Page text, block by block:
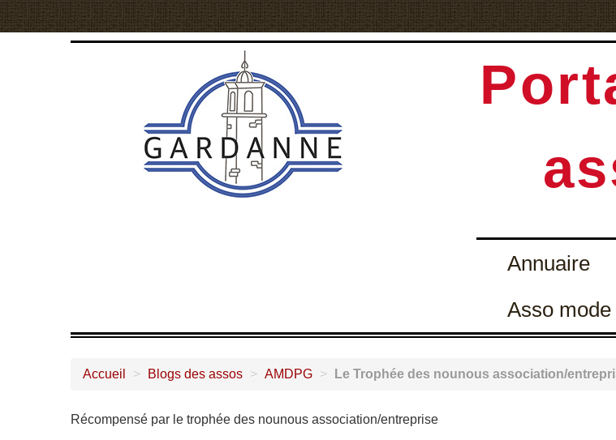
Annuaire
Asso mode
Accueil > Blogs des assos > AMDPG > Le Trophée des nounous association/
Récompensé par le trophée des nounous association/entreprise